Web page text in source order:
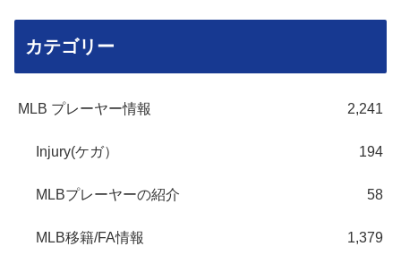
カテゴリー
MLB プレーヤー情報 2,241
Injury(ケガ） 194
MLBプレーヤーの紹介 58
MLB移籍/FA情報 1,379